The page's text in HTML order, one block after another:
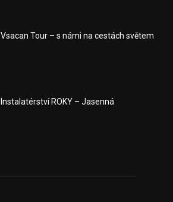
Vsacan Tour – s námi na cestách světem
Instalatérství ROKY – Jasenná